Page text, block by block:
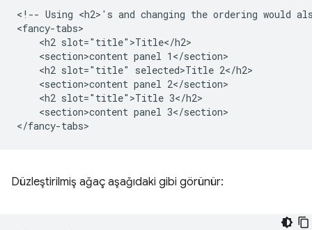
<!-- Using <h2>'s and changing the ordering would
<fancy-tabs>
    <h2 slot="title">Title</h2>
    <section>content panel 1</section>
    <h2 slot="title" selected>Title 2</h2>
    <section>content panel 2</section>
    <h2 slot="title">Title 3</h2>
    <section>content panel 3</section>
Düzleştirilmiş ağaç aşağıdaki gibi görünür: